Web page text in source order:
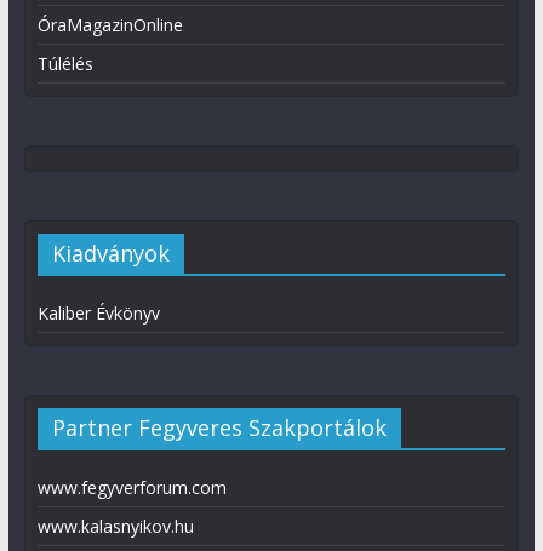
ÓraMagazinOnline
Túlélés
Kiadványok
Kaliber Évkönyv
Partner Fegyveres Szakportálok
www.fegyverforum.com
www.kalasnyikov.hu